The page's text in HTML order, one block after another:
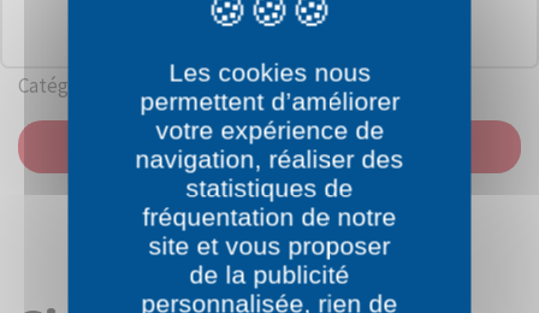
Catégorie: Princesses
IMPRIMER
Les cookies nous
permettent d’améliorer
votre expérience de
navigation, réaliser des
statistiques de
fréquentation de notre
site et vous proposer
de la publicité
personnalisée, rien de